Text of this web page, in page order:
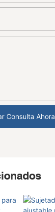
Consulta Ahora